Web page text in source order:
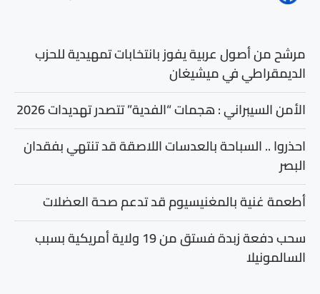
مرشح من أصول عربية يفوز بانتخابات تمهيدية للحزب
الديمقراطي في ميشيغان
الأمن السيبراني : هجمات “الفدية” تتصدر تهديدات 2026
احذروا .. السباحة بالعدسات اللاصقة قد تنتهي بفقدان
البصر
أطعمة غنية بالمغنيسيوم قد تدعم صحة العضلات
سحب دفعة زبدة فستق من 19 ولاية أمريكية بسبب
السالمونيلا